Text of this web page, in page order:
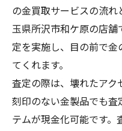
の金買取サービスの流
玉県所沢市和ケ原の店
定を実施し、目の前で
てくれます。
査定の際は、壊れたアク
刻印のない金製品でも査
テムが現金化可能です